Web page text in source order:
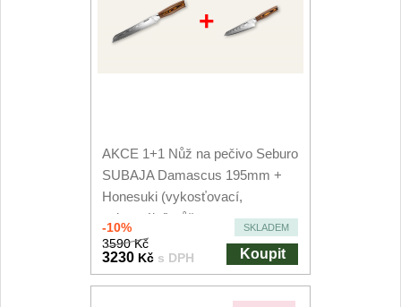
+
AKCE 1+1 Nůž na pečivo Seburo
SUBAJA Damascus 195mm +
Honesuki (vykosťovací,
univerzální) nůž...
-10% SKLADEM
3590 Kč
3230 Kč s DPH Koupit